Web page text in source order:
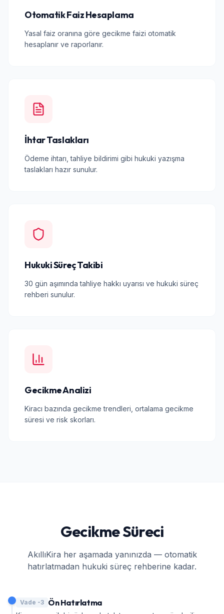
Otomatik Faiz Hesaplama
Yasal faiz oranına göre gecikme faizi otomatik
hesaplanır ve raporlanır.
İhtar Taslakları
Ödeme ihtarı, tahliye bildirimi gibi hukuki yazışma
taslakları hazır sunulur.
Hukuki Süreç Takibi
30 gün aşımında tahliye hakkı uyarısı ve hukuki süreç
rehberi sunulur.
Gecikme Analizi
Kiracı bazında gecikme trendleri, ortalama gecikme
süresi ve risk skorları.
Gecikme Süreci
AkıllıKira her aşamada yanınızda — otomatik
hatırlatmadan hukuki süreç rehberine kadar.
Vade -3 Ön Hatırlatma